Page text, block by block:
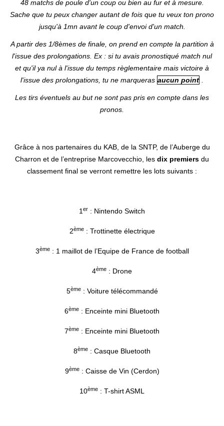
48 matchs de poule d'un coup ou bien au fur et à mesure.
Sache que tu peux changer autant de fois que tu veux ton prono
jusqu'à 1mn avant le coup d'envoi d'un match.
A partir des 1/8èmes de finale, on prend en compte la partition à
l'issue des prolongations. Ex : si tu avais pronostiqué match nul
et qu'il ya nul à l'issue du temps règlementaire mais victoire à
l'issue des prolongations, tu ne marqueras aucun point
Les tirs éventuels au but ne sont pas pris en compte dans les
pronos.
Grâce à nos partenaires du KAB, de la SNTP, de l’Auberge du
Charron et de l’entreprise Marcovecchio, les dix premiers du
classement final se verront remettre les lots suivants :
1 er : Nintendo Switch
2ème: Trottinette électrique
3ème: 1 maillot de l’Equipe de France de football
4ème : Drone
5ème: Voiture télécommandé
6ème : Enceinte mini Bluetooth
7ème : Enceinte mini Bluetooth
8ème : Casque Bluetooth
9ème: Caisse de Vin (Cerdon)
10ème : T-shirt ASML